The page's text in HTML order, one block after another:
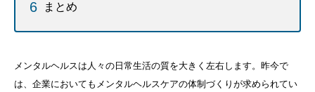
まとめ
メンタルヘルスは人々の日常生活の質を大きく左右します。昨今で
は、企業においてもメンタルヘルスケアの体制づくりが求められてい